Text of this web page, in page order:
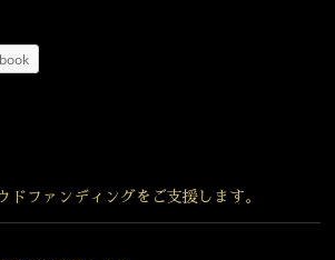
ファンディングをご支援します。